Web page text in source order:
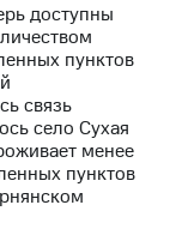
доступны
пунктов
связь
село Сухая
менее
пунктов